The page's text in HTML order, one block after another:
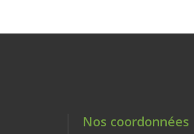
Nos coordonnées